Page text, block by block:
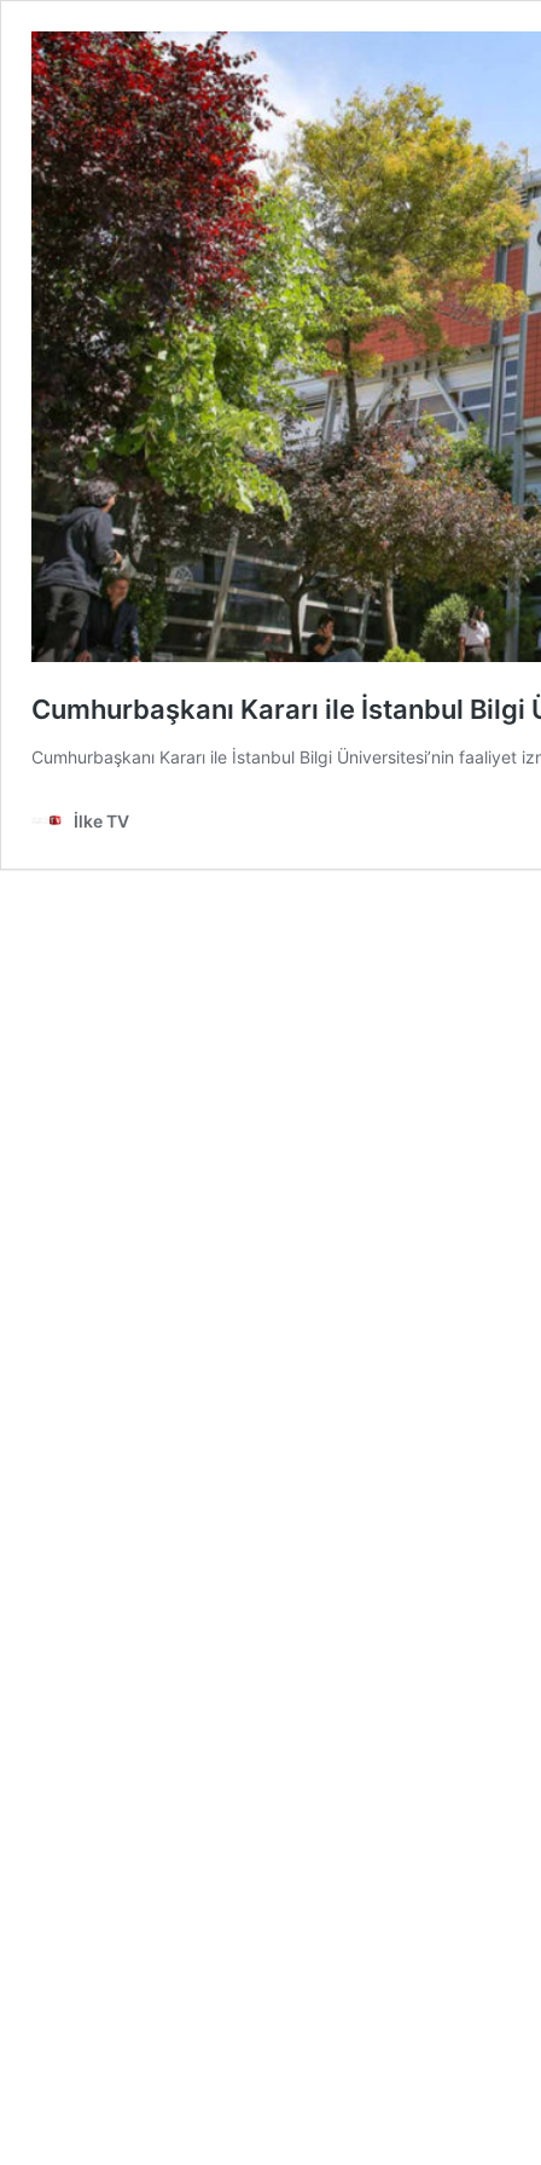
Cumhurbaşkanı Kararı ile İstanbul Bilgi
Cumhurbaşkanı Kararı ile İstanbul Bilgi Üniversitesi’nin faaliyet
İlke TV